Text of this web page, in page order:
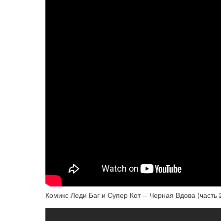
Комикс Леди Баг и Супер Кот -- Черная Вдова (часть